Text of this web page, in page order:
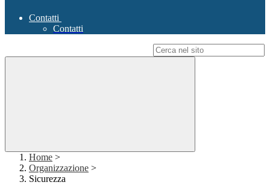
Contatti
Contatti
Home >
Organizzazione >
Sicurezza